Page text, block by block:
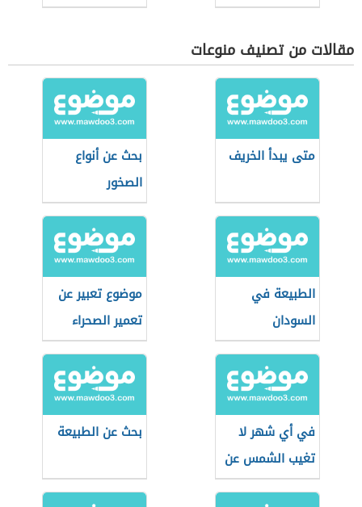
مقالات من تصنيف منوعات
متى يبدأ الخريف
بحث عن أنواع
الصخور
الطبيعة في
السودان
موضوع تعبير عن
تعمير الصحراء
في أي شهر لا
تغيب الشمس عن
القطب الشمالي
بحث عن الطبيعة